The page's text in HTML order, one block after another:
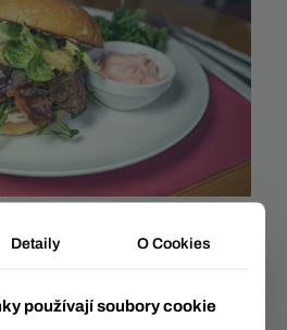
Detaily O Cookies
používají soubory cookie